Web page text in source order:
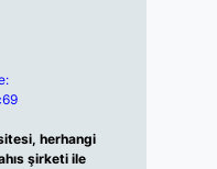
herhangi
şirketi ile